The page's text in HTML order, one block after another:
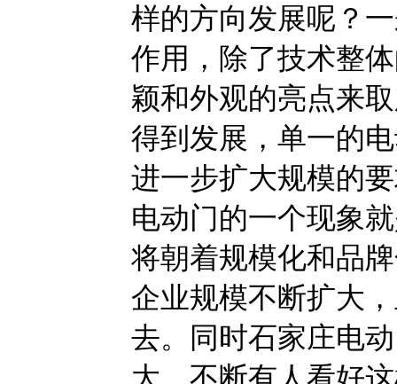
样的方向发展呢？
作用，除了技术整
颖和外观的亮点来
得到发展，单一的
进一步扩大规模的
电动门的一个现象
将朝着规模化和品
企业规模不断扩大
去。同时石家庄电
大，不断有人看好